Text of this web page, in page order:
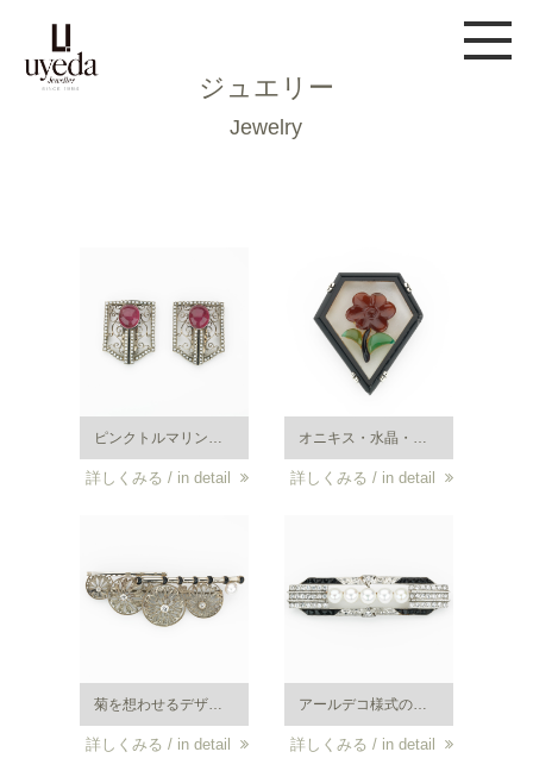
ジュエリー
Jewelry
詳しくみる / in detail 詳しくみる / in detail
菊を想わせるデザインのブローチ。（約 7cm）ホワイトゴールド・ダイヤモンド・アコヤ真珠・エナメル。大正から昭和初期頃。
詳しくみる / in detail
アールデコ様式のブローチ。プラチナ・真珠・ダイヤの白とオニキスの黒の色彩の対比が鮮やかな帯留め。大正から昭和初期頃。
詳しくみる / in detail